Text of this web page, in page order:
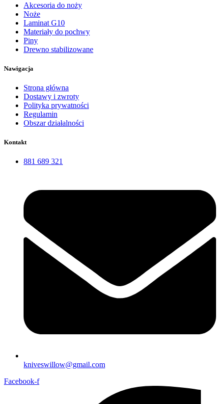
Akcesoria do noży
Noże
Laminat G10
Materiały do pochwy
Piny
Drewno stabilizowane
Nawigacja
Strona główna
Dostawy i zwroty
Polityka prywatności
Regulamin
Obszar działalności
Kontakt
881 689 321
kniveswillow@gmail.com
Facebook-f